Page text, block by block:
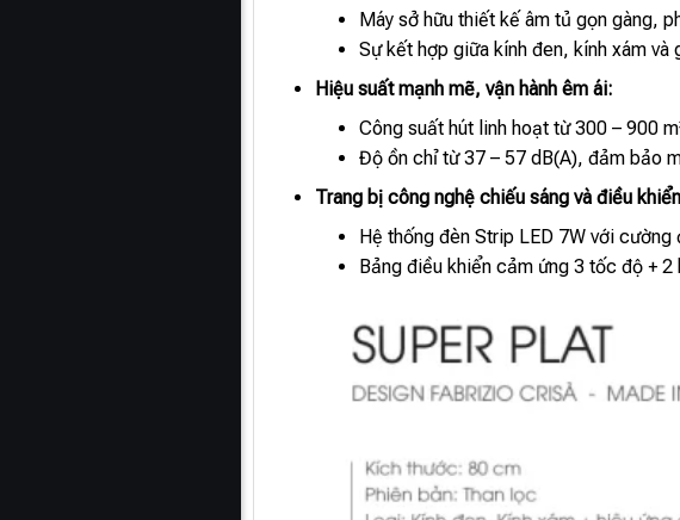
Máy sở hữu thiết kế âm tủ gọn gàng,
Sự kết hợp giữa kính đen, kính xám
Hiệu suất mạnh mẽ, vận hành êm ái:
Công suất hút linh hoạt từ 300 – 900
Độ ồn chỉ từ 37 – 57 dB(A), đảm bảo
Trang bị công nghệ chiếu sáng và điều
Hệ thống đèn Strip LED 7W với
Bảng điều khiển cảm ứng 3 tốc độ +